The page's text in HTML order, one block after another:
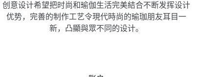
创意设计希望把时尚和瑜伽生活完美結合不断发挥设计
优势，完善的制作工艺令現代時尚的瑜珈朋友耳目一
新，凸顯與眾不同的设计。